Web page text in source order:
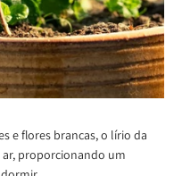
e flores brancas, o lírio da
ar, proporcionando um